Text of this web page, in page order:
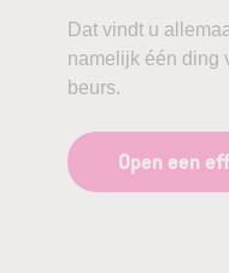
Dat vindt u
namelijk één ding
beurs.
Open een